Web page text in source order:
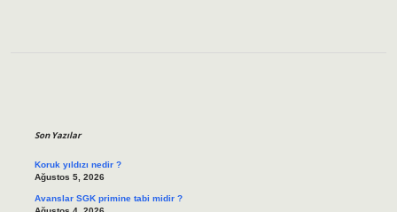
Son Yazılar
Koruk yıldızı nedir ?
Ağustos 5, 2026
Avanslar SGK primine tabi midir ?